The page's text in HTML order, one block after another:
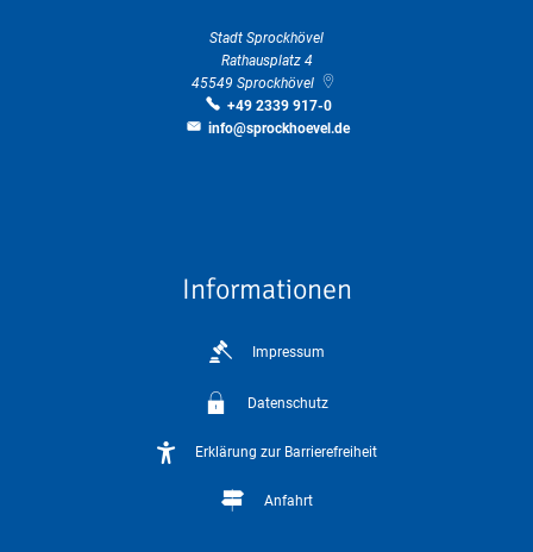
Stadt Sprockhövel
Rathausplatz 4
45549 Sprockhövel
+49 2339 917-0
info@sprockhoevel.de
Informationen
Impressum
Datenschutz
Erklärung zur Barrierefreiheit
Anfahrt